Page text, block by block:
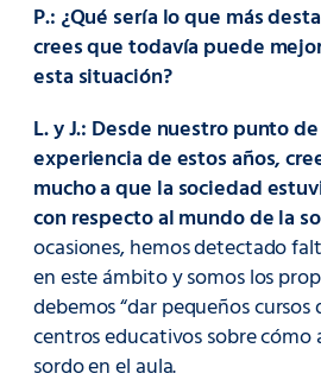
P.: ¿Qué sería lo que más
crees que todavía puede
esta situación?
L. y J.: Desde nuestro punto
experiencia de estos años,
mucho a que la sociedad
con respecto al mundo de la
ocasiones, hemos detectado
en este ámbito y somos los
debemos “dar pequeños cursos
centros educativos sobre cómo
sordo en el aula.